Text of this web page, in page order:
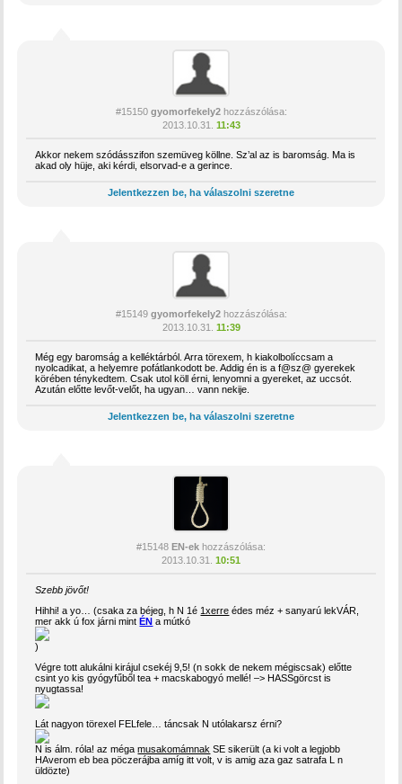
#15150 gyomorfekely2hozzászólása:
2013.10.31.
11:43
Akkor nekem szódásszifon szemüveg köllne. Sz’al az is baromság. Ma is
akad oly hüje, aki kérdi, elsorvad-e a gerince.
Jelentkezzen be, ha válaszolni szeretne
#15149 gyomorfekely2hozzászólása:
2013.10.31.
11:39
Még egy baromság a kelléktárból. Arra törexem, h kiakolbolíccsam a
nyolcadikat, a helyemre pofátlankodott be. Addig én is a f@sz@ gyerekek
körében ténykedtem. Csak utol köll érni, lenyomni a gyereket, az uccsót.
Azután előtte levőt-velőt, ha ugyan… vann nekije.
Jelentkezzen be, ha válaszolni szeretne
#15148 EN-ek hozzászólása:
2013.10.31.
10:51
Szebb jövőt!
Hihhi! a yo… (csaka za béjeg, h N 1é 1xerre édes méz + sanyarú lekVÁR,
mer akk ú fox járni mintÉN a mútkó
)
Végre tott alukálni kirájul csekéj 9,5! (n sokk de nekem mégiscsak) előtte
csint yo kis gyógyfűből tea + macskabogyó mellé! –> HASSgörcst is
nyugtassa!
Lát nagyon törexel FELfele… táncsak N utólakarsz érni?
N is álm. róla! az mégamusakomámnak SE sikerült (a ki volt a legjobb
HAverom eb bea pöczerájba amíg itt volt, v is amig aza gaz satrafa L n
üldözte)